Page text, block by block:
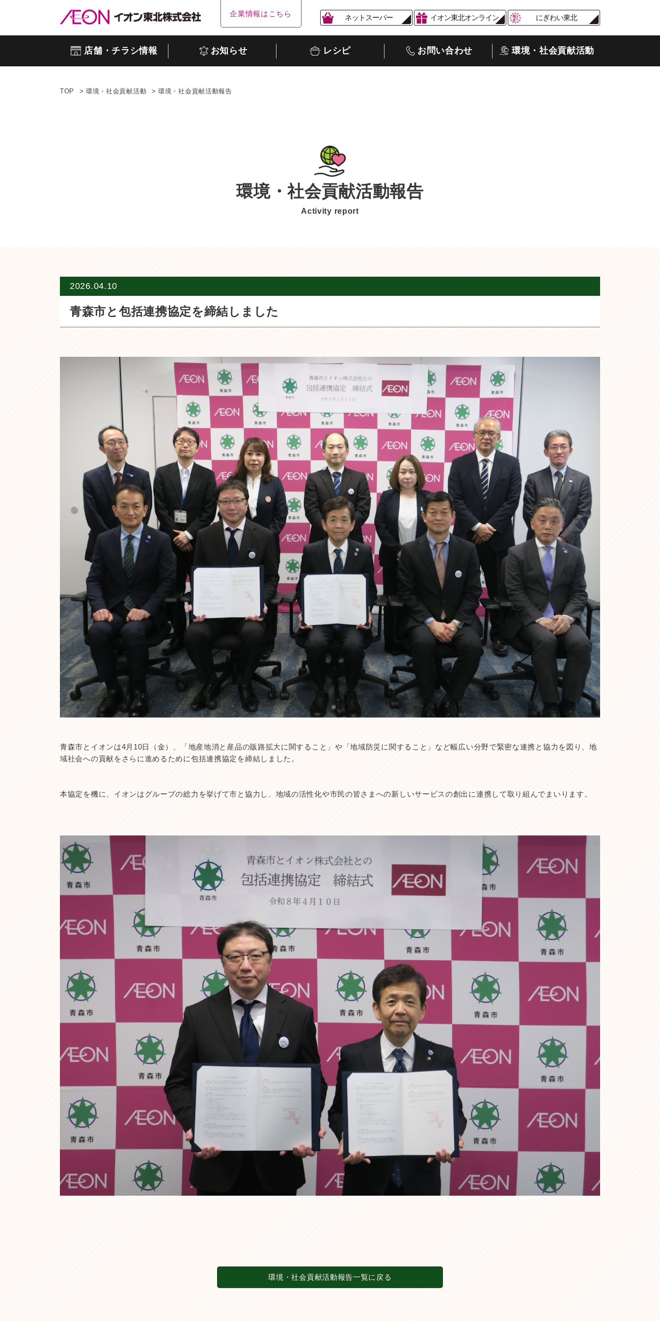
企業情報はこちら ネットスーパー イオン東北オンライン にぎわい東北
店舗・チラシ情報 お知らせ レシピ お問い合わせ 環境・社会貢献活動
TOP 環境・社会貢献活動 環境・社会貢献活動報告
環境・社会貢献活動報告
Activity report
2026.04.10
青森市と包括連携協定を締結しました
青森市とイオンは4月10日（金）、「地産地消と産品の販路拡大に関すること」や「地域防災に関すること」など幅広い分野で緊密な連携と協力を図り、地
域社会への貢献をさらに進めるために包括連携協定を締結しました。
本協定を機に、イオンはグループの総力を挙げて市と協力し、地域の活性化や市民の皆さまへの新しいサービスの創出に連携して取り組んでまいります。
環境・社会貢献活動報告一覧に戻る